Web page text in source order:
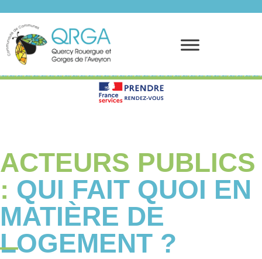
ACTEURS PUBLICS
: QUI FAIT QUOI EN
MATIÈRE DE
LOGEMENT ?